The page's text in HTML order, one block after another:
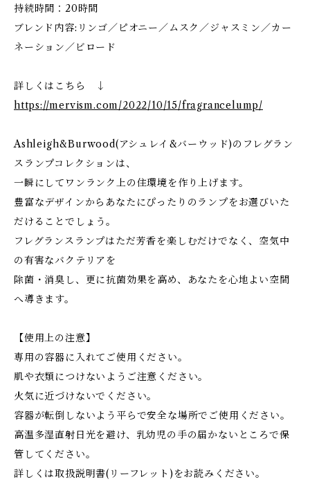
持続時間：20時間
ブレンド内容:リンゴ／ピオニー／ムスク／ジャスミン／カー
ネーション／ビロード
詳しくはこちら ↓
https://mervism.com/2022/10/15/fragrancelump/
Ashleigh&Burwood(アシュレイ&バーウッド)のフレグラン
スランプコレクションは、
一瞬にしてワンランク上の住環境を作り上げます。
豊富なデザインからあなたにぴったりのランプをお選びいた
だけることでしょう。
フレグランスランプはただ芳香を楽しむだけでなく、空気中
の有害なバクテリアを
除菌・消臭し、更に抗菌効果を高め、あなたを心地よい空間
へ導きます。
【使用上の注意】
専用の容器に入れてご使用ください。
肌や衣類につけないようご注意ください。
火気に近づけないでください。
容器が転倒しないよう平らで安全な場所でご使用ください。
高温多湿直射日光を避け、乳幼児の手の届かないところで保
管してください。
詳しくは取扱説明書(リーフレット)をお読みください。